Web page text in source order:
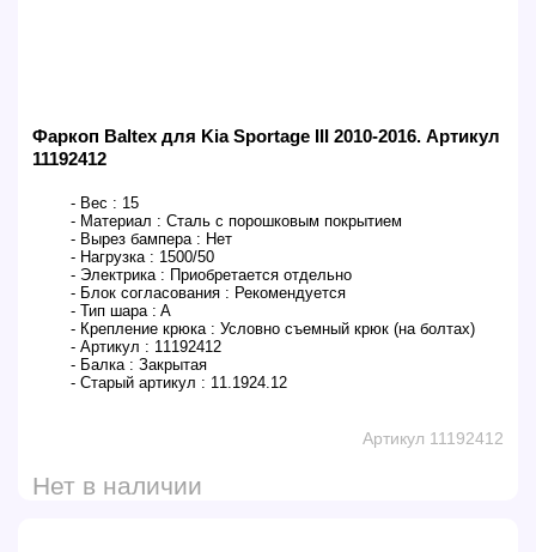
Фаркоп Baltex для Kia Sportage III 2010-2016. Артикул
11192412
- Вес : 15
- Материал : Сталь с порошковым покрытием
- Вырез бампера : Нет
- Нагрузка : 1500/50
- Электрика : Приобретается отдельно
- Блок согласования : Рекомендуется
- Тип шара : A
- Крепление крюка : Условно съемный крюк (на болтах)
- Артикул : 11192412
- Балка : Закрытая
- Старый артикул : 11.1924.12
Артикул 11192412
Нет в наличии